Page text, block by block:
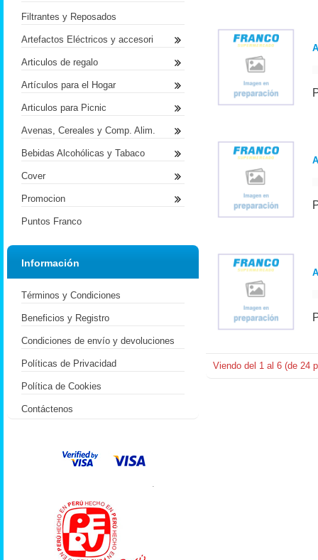
Viendo del 1 al 6 (de 24
Filtrantes y Reposados
Artefactos Eléctricos y accesori
Articulos de regalo
Artículos para el Hogar
Articulos para Picnic
Avenas, Cereales y Comp. Alim.
Bebidas Alcohólicas y Tabaco
Cover
Promocion
Puntos Franco
Información
Términos y Condiciones
Beneficios y Registro
Condiciones de envío y devoluciones
Políticas de Privacidad
Política de Cookies
Contáctenos
.